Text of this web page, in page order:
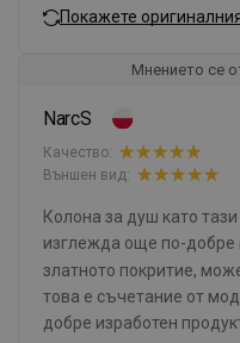
Покажете
Мнението се
NarcS
Качество:
Външен вид:
Колона за душ като
изглежда още по-добре
златното покритие,
това е съчетание от
добре изработен